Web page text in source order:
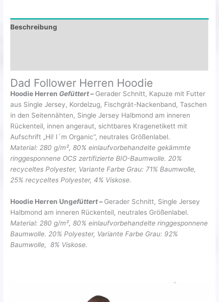
Beschreibung
Dad Follower Herren Hoodie
Hoodie Herren Gefüttert– Gerader Schnitt, Kapuze mit Futter
aus Single Jersey, Kordelzug, Fischgrät-Nackenband, Taschen
in den Seitennähten, Single Jersey Halbmond am inneren
Rückenteil, innen angeraut, sichtbares Kragenetikett mit
Aufschrift „Hi! I´m Organic“, neutrales Größenlabel.
Material: 280 g/m², 80% einlaufvorbehandelte gekämmte
ringgesponnene OCS zertifizierte BIO-Baumwolle. 20%
recyceltes Polyester, Variante Farbe Grau: 71% Baumwolle,
25% recyceltes Polyester, 4% Viskose.
Hoodie Herren Ungefüttert– Gerader Schnitt, Single Jersey
Halbmond am inneren Rückenteil, neutrales Größenlabel.
Material: 280 g/m², 80% einlaufvorbehandelte ringgesponnene
Baumwolle. 20% Polyester, Variante Farbe Grau: 92%
Baumwolle, 8% Viskose.